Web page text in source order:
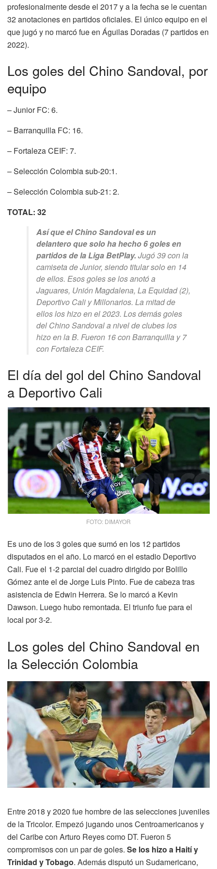
profesionalmente desde el 2017 y a la fecha se le cuentan
32 anotaciones en partidos oficiales. El único equipo en el
que jugó y no marcó fue en Águilas Doradas (7 partidos en
2022).
Los goles del Chino Sandoval, por
equipo
– Junior FC: 6.
– Barranquilla FC: 16.
– Fortaleza CEIF: 7.
– Selección Colombia sub-20:1.
– Selección Colombia sub-21: 2.
TOTAL: 32
Así que el Chino Sandoval es un
delantero que solo ha hecho 6 goles en
partidos de la Liga BetPlay. Jugó 39 con la
camiseta de Junior, siendo titular solo en 14
de ellos. Esos goles se los anotó a
Jaguares, Unión Magdalena, La Equidad (2),
Deportivo Cali y Millonarios. La mitad de
ellos los hizo en el 2023. Los demás goles
del Chino Sandoval a nivel de clubes los
hizo en la B. Fueron 16 con Barranquilla y 7
con Fortaleza CEIF.
El día del gol del Chino Sandoval
a Deportivo Cali
FOTO: DIMAYOR
Es uno de los 3 goles que sumó en los 12 partidos
disputados en el año. Lo marcó en el estadio Deportivo
Cali. Fue el 1-2 parcial del cuadro dirigido por Bolillo
Gómez ante el de Jorge Luis Pinto. Fue de cabeza tras
asistencia de Edwin Herrera. Se lo marcó a Kevin
Dawson. Luego hubo remontada. El triunfo fue para el
local por 3-2.
Los goles del Chino Sandoval en
la Selección Colombia
Entre 2018 y 2020 fue hombre de las selecciones juveniles
de la Tricolor. Empezó jugando unos Centroamericanos y
del Caribe con Arturo Reyes como DT. Fueron 5
compromisos con un par de goles. Se los hizo a Haití y
Trinidad y Tobago. Además disputó un Sudamericano,